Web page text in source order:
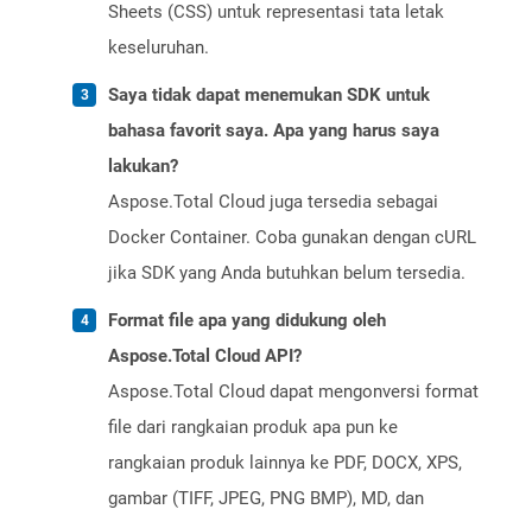
Sheets (CSS) untuk representasi tata letak
keseluruhan.
Saya tidak dapat menemukan SDK untuk
bahasa favorit saya. Apa yang harus saya
lakukan?
Aspose.Total Cloud juga tersedia sebagai
Docker Container. Coba gunakan dengan cURL
jika SDK yang Anda butuhkan belum tersedia.
Format file apa yang didukung oleh
Aspose.Total Cloud API?
Aspose.Total Cloud dapat mengonversi format
file dari rangkaian produk apa pun ke
rangkaian produk lainnya ke PDF, DOCX, XPS,
gambar (TIFF, JPEG, PNG BMP), MD, dan